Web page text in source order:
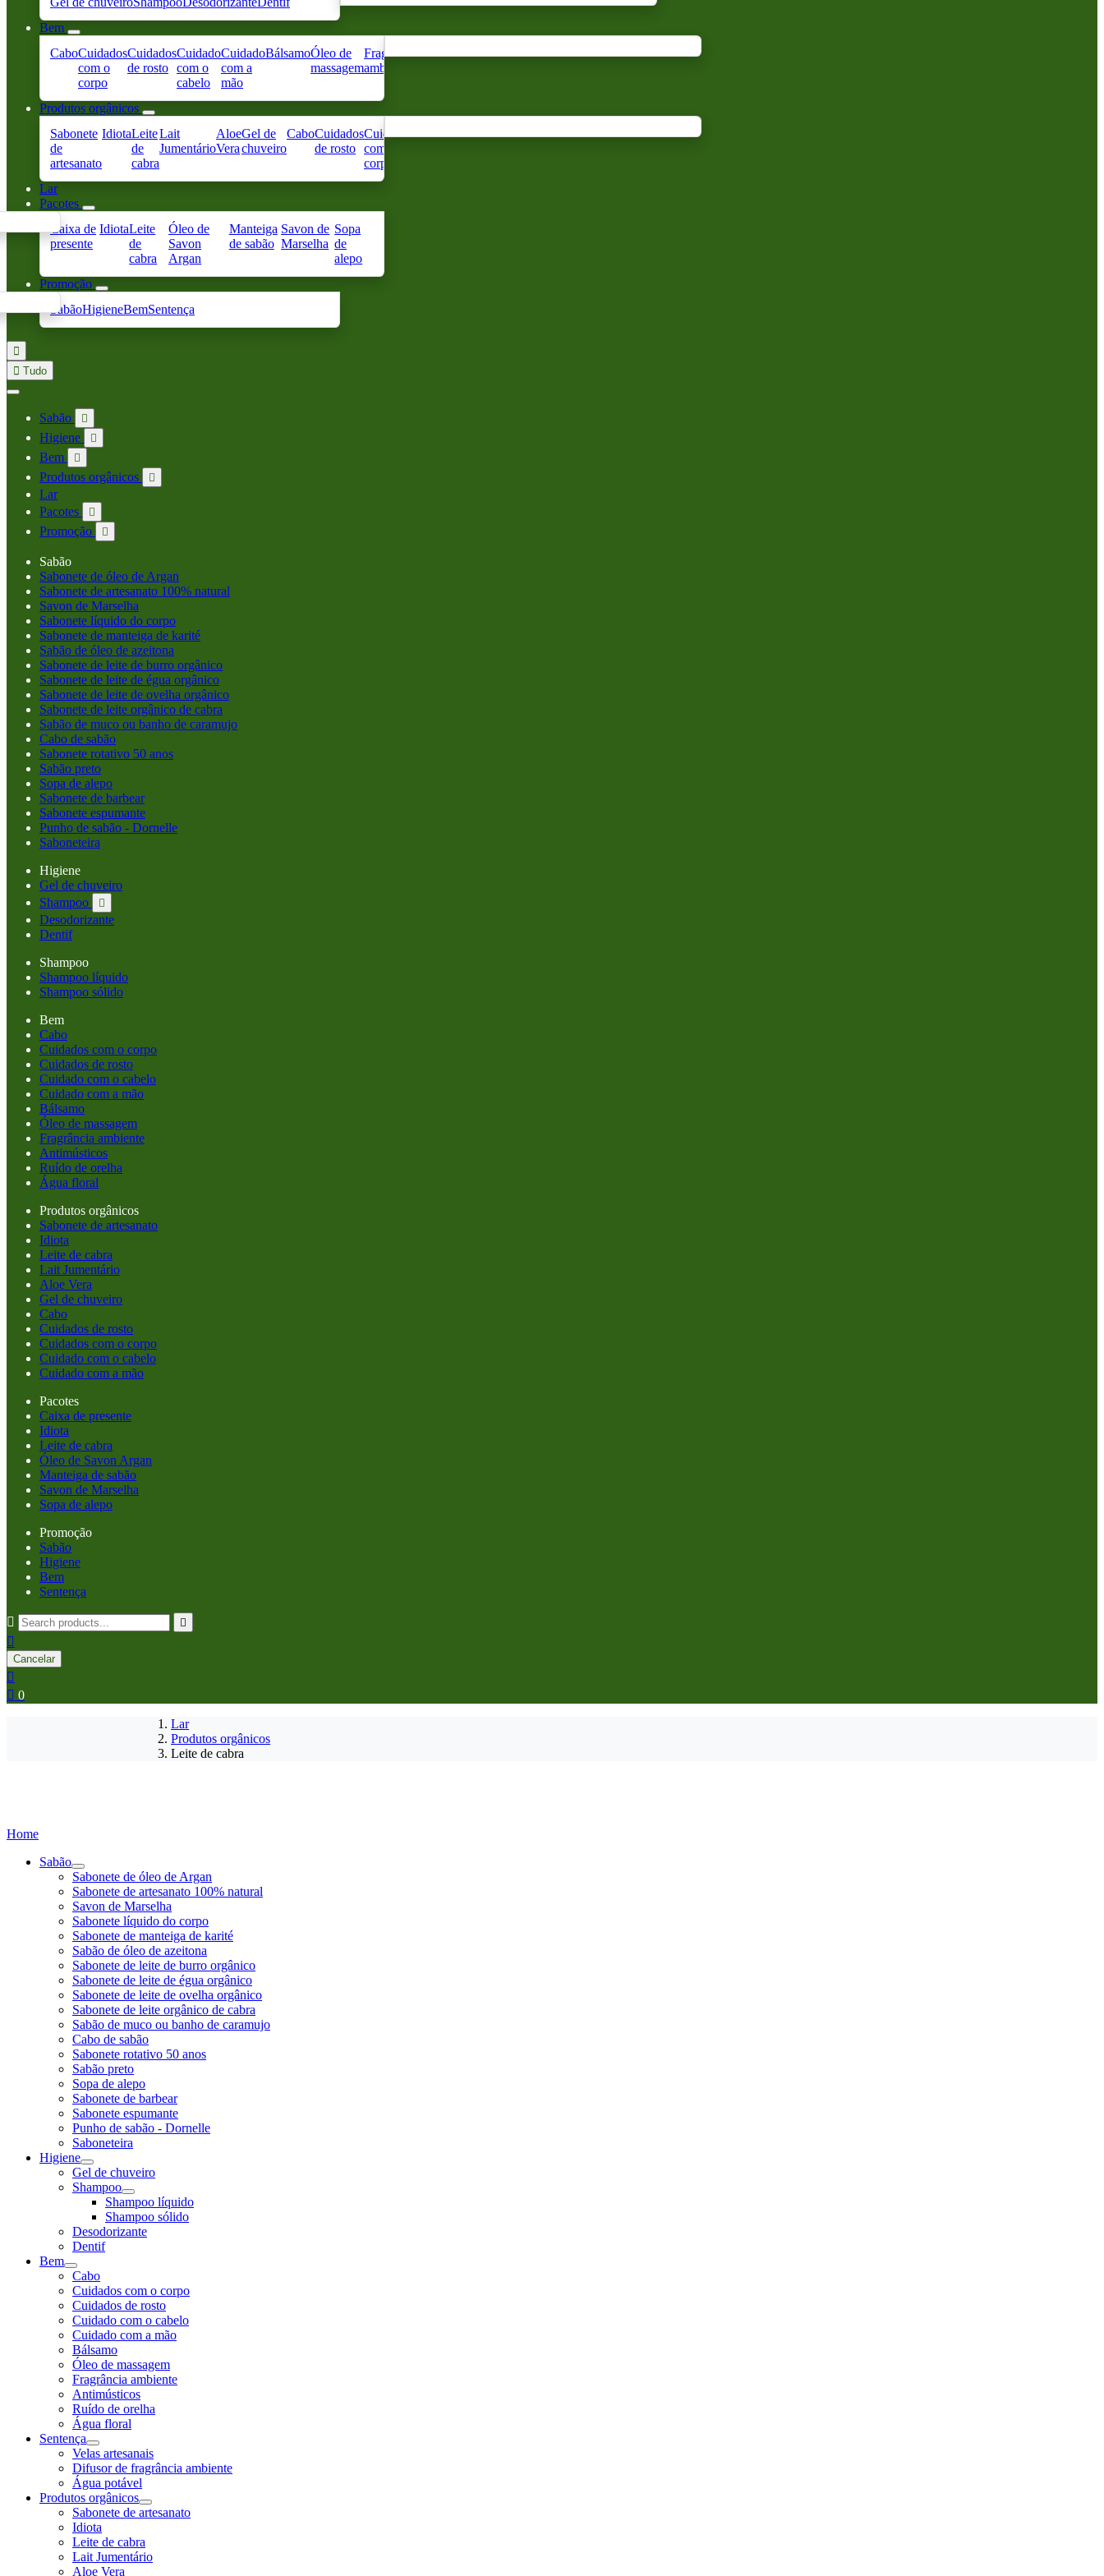
Bem
CaboCuidados
com o
corpo
Cuidados
de rosto
Cuidado
com o
cabelo
Cuidado
com a
mão
BálsamoÓleo de
massagem
Fragrância
ambiente
AntimústicosRuídoÁgua
Produtos orgânicos
Sabonete
de
artesanato
IdiotaLeite
de
cabra
Lait
Jumentário
Aloe
Vera
Gel de
chuveiro
CaboCuidados
de rosto
Cuidados
com o
corpo
CuidadoCuidado
Lar
Pacotes
Caixa de
presente
IdiotaLeite
de
cabra
Óleo de
Savon
Argan
Manteiga
de sabão
Savon de
Marselha
Sopa
de
alepo
Promoção
SabãoHigieneBemSentença

 Tudo
Sabão 
Higiene 
Bem 
Produtos orgânicos 
Lar
Pacotes

Promoção 
Sabão
Sabonete de óleo de Argan
Sabonete de artesanato 100% natural
Savon de Marselha
Sabonete líquido do corpo
Sabonete de manteiga de karité
Sabão de óleo de azeitona
Sabonete de leite de burro orgânico
Sabonete de leite de égua orgânico
Sabonete de leite de ovelha orgânico
Sabonete de leite orgânico de cabra
Sabão de muco ou banho de caramujo
Cabo de sabão
Sabonete rotativo 50 anos
Sabão preto
Sopa de alepo
Sabonete de barbear
Sabonete espumante
Punho de sabão - Dornelle
Saboneteira
Higiene
Gel de chuveiro
Shampoo

Desodorizante
Dentif
Shampoo
Shampoo líquido
Shampoo sólido
Bem
Cabo
Cuidados com o corpo
Cuidados de rosto
Cuidado com o cabelo
Cuidado com a mão
Bálsamo
Óleo de massagem
Fragrância ambiente
Antimústicos
Ruído de orelha
Água floral
Produtos orgânicos
Sabonete de artesanato
Idiota
Leite de cabra
Lait Jumentário
Aloe Vera
Gel de chuveiro
Cabo
Cuidados de rosto
Cuidados com o corpo
Cuidado com o cabelo
Cuidado com a mão
Pacotes
Caixa de presente
Idiota
Leite de cabra
Óleo de Savon Argan
Manteiga de sabão
Savon de Marselha
Sopa de alepo
Promoção
Sabão
Higiene
Bem
Sentença
 

Cancelar

 0
Lar
Produtos orgânicos
Leite de cabra
Home
Sabão
Sabonete de óleo de Argan
Sabonete de artesanato 100% natural
Savon de Marselha
Sabonete líquido do corpo
Sabonete de manteiga de karité
Sabão de óleo de azeitona
Sabonete de leite de burro orgânico
Sabonete de leite de égua orgânico
Sabonete de leite de ovelha orgânico
Sabonete de leite orgânico de cabra
Sabão de muco ou banho de caramujo
Cabo de sabão
Sabonete rotativo 50 anos
Sabão preto
Sopa de alepo
Sabonete de barbear
Sabonete espumante
Punho de sabão - Dornelle
Saboneteira
Higiene
Gel de chuveiro
Shampoo
Shampoo líquido
Shampoo sólido
Desodorizante
Dentif
Bem
Cabo
Cuidados com o corpo
Cuidados de rosto
Cuidado com o cabelo
Cuidado com a mão
Bálsamo
Óleo de massagem
Fragrância ambiente
Antimústicos
Ruído de orelha
Água floral
Sentença
Velas artesanais
Difusor de fragrância ambiente
Água potável
Produtos orgânicos
Sabonete de artesanato
Idiota
Leite de cabra
Lait Jumentário
Aloe Vera